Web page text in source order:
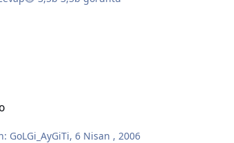
GoLGi_AyGiTi,6 Nisan , 2006